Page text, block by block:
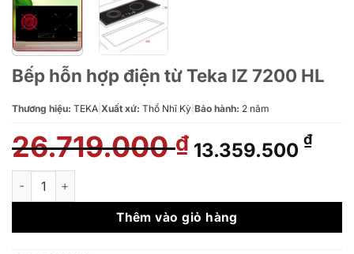
Bếp hỗn hợp điện từ Teka IZ 7200 HL
Thương hiệu: TEKA Xuất xứ: Thổ Nhĩ Kỳ Bảo hành: 2 năm
26.719.000₫ Giá
gốc
26.719.000 ₫.
13.359.500 ₫Giá
là:
Bếp hỗn hợp điện từ Teka IZ 7200 HL số lượng
Thêm vào giỏ hàng